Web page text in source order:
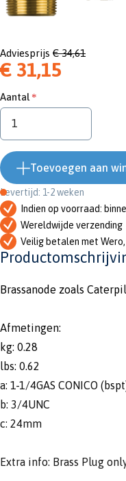
Adviesprijs € 34,61
€ 31,15
Aantal
Toevoegen aan
Levertijd: 1-2 weken
Indien op voorraad:
Wereldwijde verzending
Veilig betalen met
Brassanode zoals
Afmetingen:
kg: 0.28
lbs: 0.62
a: 1-1/4GAS CONICO
b: 3/4UNC
c: 24mm
Extra info: Brass Plug